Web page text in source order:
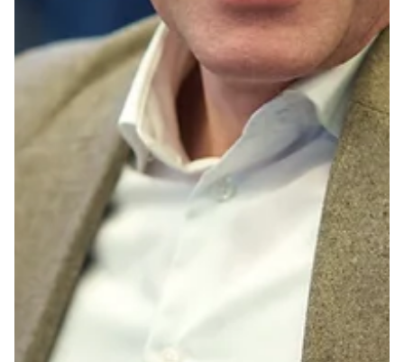
reagerte på driftsmarginen. Selskapet melder om
rekordstor ordrereserve og høy etterspørsel etter blant
annet Joint Strike Missile og luftvernsystemet Nasams.